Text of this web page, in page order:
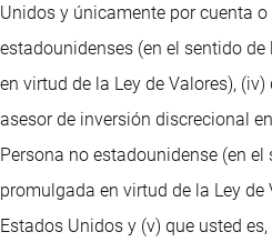
Unidos y únicamente por cuenta
estadounidenses (en el sentido
en virtud de la Ley de Valores),
asesor de inversión discrecional
Persona no estadounidense (en
promulgada en virtud de la Ley
Estados Unidos y (v) que usted